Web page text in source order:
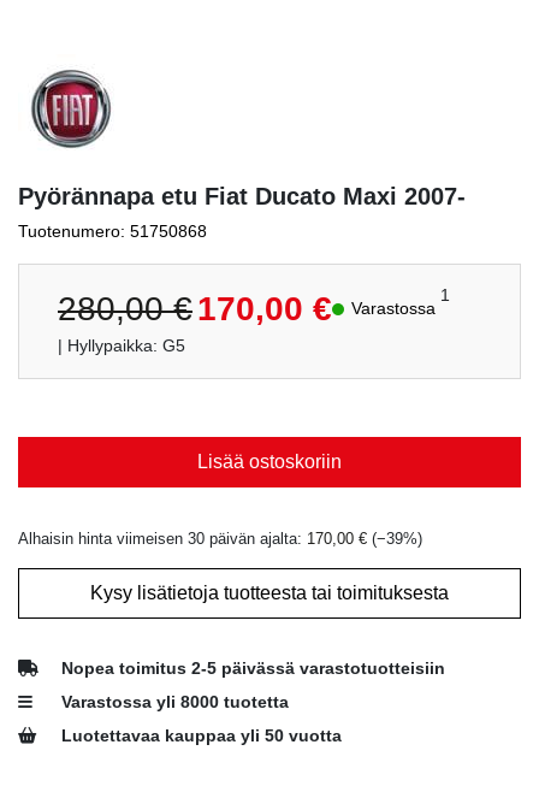
Pyörännapa etu Fiat Ducato Maxi 2007-
Tuotenumero: 51750868
280,00€
Alkuperäinen
hinta
oli:
280,00 €.
170,00 €
Nykyinen
hinta
on:
170,00 €.
Varastossa
1
| Hyllypaikka: G5
Lisää ostoskoriin
Alhaisin hinta viimeisen 30 päivän ajalta: 170,00 € (−39%)
Kysy lisätietoja tuotteesta tai toimituksesta
Nopea toimitus 2-5 päivässä varastotuotteisiin
Varastossa yli 8000 tuotetta
Luotettavaa kauppaa yli 50 vuotta